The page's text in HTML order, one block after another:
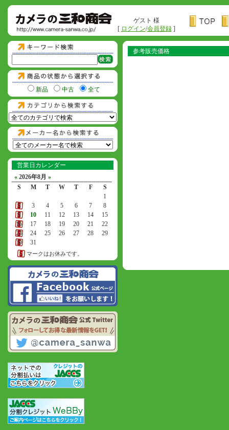
ゲスト 様
[ ログイン/会員登録]
新品 中古 全て
営業日カレンダー
« 2026年8月 »
S
M T W T F
S
1
2
3 4 5 6 7
8
9
10 11 12 13 14
15
16
17 18 19 20 21
22
23
24 25 26 27 28
29
30
31
マークはお休みです。
参考販売価格